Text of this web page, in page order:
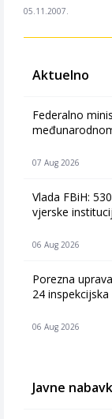
05.11.2007.
Aktuelno
Federalno
07 Aug 2026
Vlada FBiH:
vjerske
06 Aug 2026
Porezna
24
06 Aug 2026
Javne